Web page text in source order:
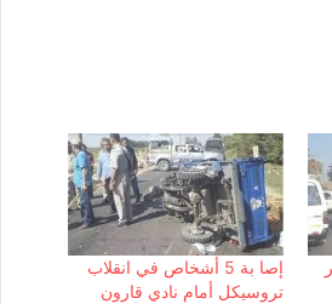
إصا بة 5 أشخاص في انقلاب
تروسيكل أمام نادي قارون